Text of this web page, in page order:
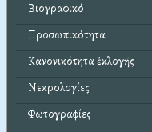
Βιογραφικό
Προσωπικότητα
Κανονικότητα ἐκλογῆς
Νεκρολογίες
Φωτογραφίες